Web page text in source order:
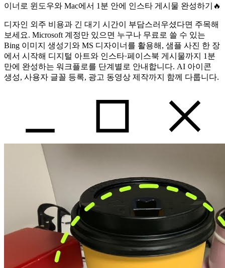
이너로 윈도우와 Mac에서 1분 안에 인스타 게시물 완성하기🔥
디자인 외주 비용과 긴 대기 시간이 부담스러우셨다면 주목해
보세요. Microsoft 계정만 있으면 누구나 무료로 쓸 수 있는
Bing 이미지 생성기와 MS 디자이너를 활용해, 샘플 사진 한 장
에서 시작해 디지털 아트와 인스타·페이스북 게시물까지 1분
만에 완성하는 워크플로를 단계별로 안내합니다. AI 아이콘
생성, 사용자 글꼴 등록, 광고 동영상 제작까지 함께 다룹니다.